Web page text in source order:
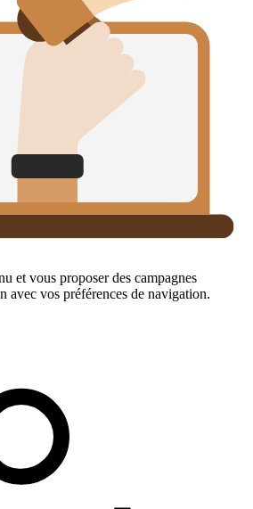
et vous proposer des campagnes
avec vos préférences de navigation.